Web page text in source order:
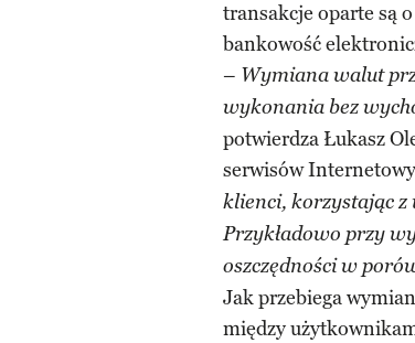
transakcje oparte są
bankowość
– Wymiana walut
wykonania bez
potwierdza Łukasz
serwisów
klienci, korzystając z
Przykładowo przy
oszczędności w
Jak przebiega
między